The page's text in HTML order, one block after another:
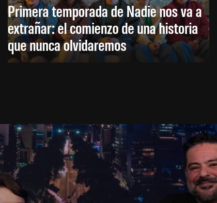
Primera temporada de Nadie nos va a
extrañar: el comienzo de una historia
que nunca olvidaremos